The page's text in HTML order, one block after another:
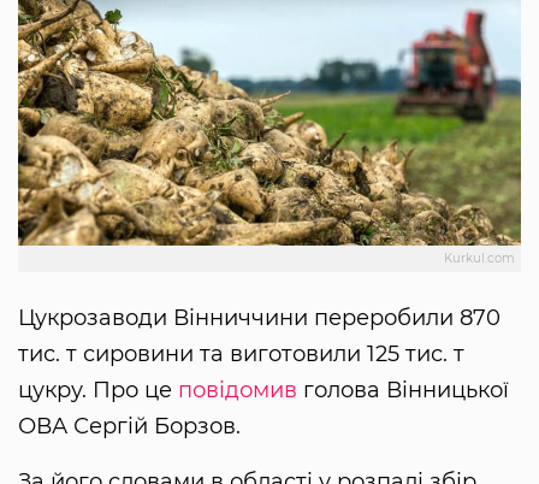
Kurkul.com
Цукрозаводи Вінниччини переробили 870
тис. т сировини та виготовили 125 тис. т
цукру. Про це повідомив голова Вінницької
ОВА Сергій Борзов.